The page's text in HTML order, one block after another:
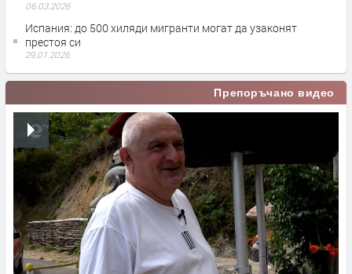
06.03.2026
Испания: до 500 хиляди мигранти могат да узаконят
престоя си
29.01.2026
Препоръчано видео